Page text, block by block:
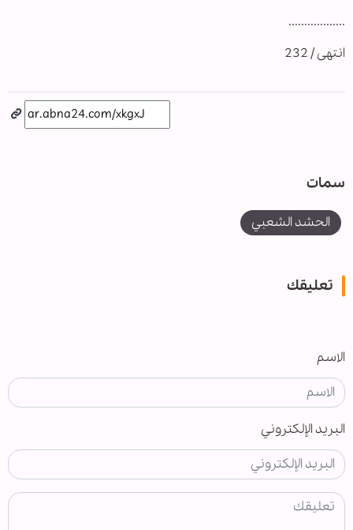
..................
انتهى / 232
سمات
الحشد الشعبي
تعليقك
الاسم
البريد الإلكتروني